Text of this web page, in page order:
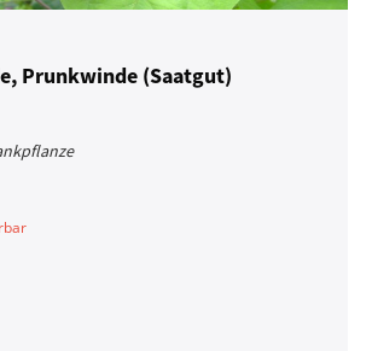
Prunkwinde (Saatgut)